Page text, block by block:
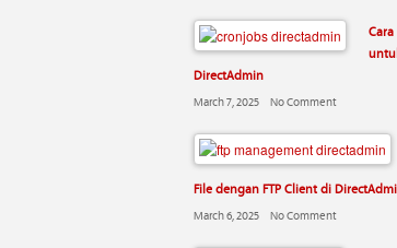
DirectAdmin
March 7, 2025 No Comment
File dengan FTP Client di
March 6, 2025 No Comment